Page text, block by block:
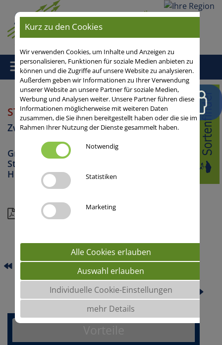
Ihre
Home/Zwischenfrüchte/ STINGER
STINGER Ölrettich
Zwischenfrüchte
Gründüngung, Wasserschutz /
Stickstoffkonservierung, Mulchsaat,
Humusaufbau, Erosionsschutz
Download
SILETTA NOVA
SU VECTOR
Kurz zu den Cookies
Wir verwenden Cookies, um Inhalte und Anzeigen zu
personalisieren, Funktionen für soziale Medien anbieten zu
können und die Zugriffe auf unsere Website zu analysieren.
Außerdem geben wir Informationen zu Ihrer Verwendung
unserer Website an unsere Partner für soziale Medien,
Werbung und Analysen weiter. Unsere Partner führen diese
Informationen möglicherweise mit weiteren Daten
zusammen, die Sie ihnen bereitgestellt haben oder die sie im
Rahmen Ihrer Nutzung der Dienste gesammelt haben.
Notwendig
Statistiken
Marketing
Alle Cookies erlauben
Auswahl erlauben
Individuelle Cookie-Einstellungen
mehr Details